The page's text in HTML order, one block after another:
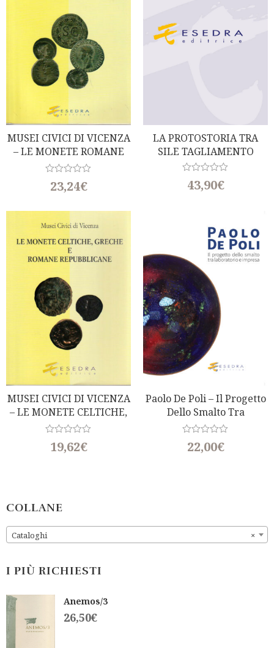
MUSEI CIVICI DI VICENZA
– LE MONETE ROMANE
IMPERIALI DA AUGUSTO
23,24€
R
d
0
u
o
f
5
LA PROTOSTORIA TRA
SILE TAGLIAMENTO
43,90€
o
MUSEI CIVICI DI VICENZA
– LE MONETE CELTICHE,
GRECHE E ROMANE
REPUBBLICANE
19,62€
t
f
5
Paolo De Poli – Il Progetto
Dello Smalto Tra
Laboratorio E Impresa
22,00€
R
f
COLLANE
×
Cataloghi
I PIÙ RICHIESTI
Anemos/3
26,50€